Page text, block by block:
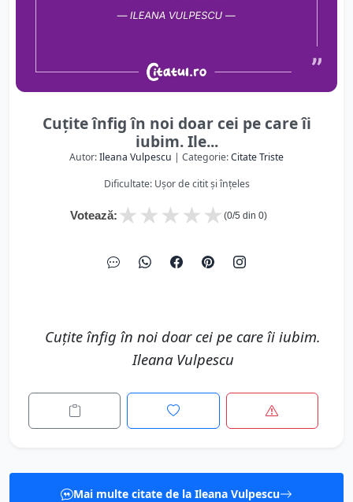
Cuţite înfig în noi doar cei pe care îi
iubim. Ile...
Autor:Ileana Vulpescu | Categorie:Citate Triste
Dificultate: Ușor de citit și înțeles
Votează: ★
★
★
★
★ (0/5 din 0)
Cuţite înfig în noi doar cei pe care îi iubim.
Ileana Vulpescu
Mai multe citate de la Ileana Vulpescu